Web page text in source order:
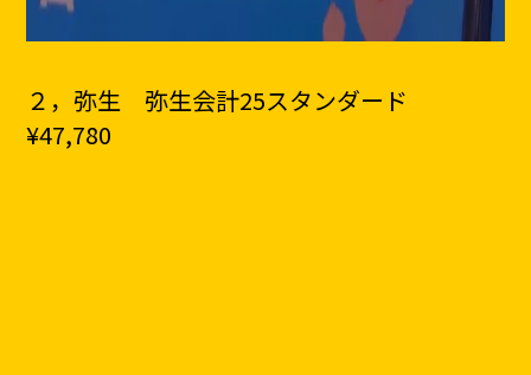
２，弥生 弥生会計25スタンダード
¥47,780